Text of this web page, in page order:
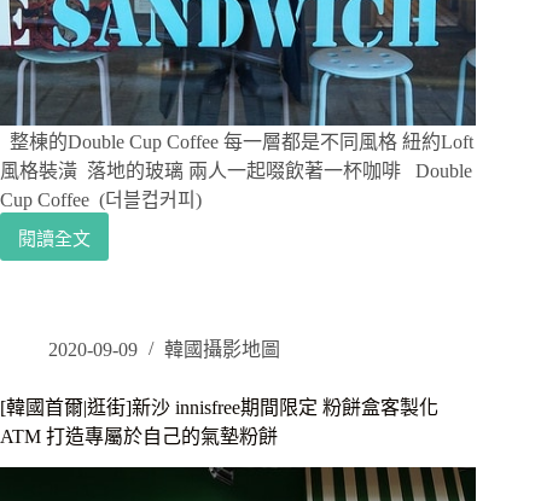
超
方
便，
帶
去
韓
國
玩
吧！
整棟的Double Cup Coffee 每一層都是不同風格 紐約Loft
風格裝潢 落地的玻璃 兩人一起啜飲著一杯咖啡 Double
Cup Coffee (더블컵커피)
閱讀全文
[韓
美
三
清
洞
2020-09-09 韓國攝影地圖
[韓國首爾|逛街]新沙 innisfree期間限定 粉餅盒客製化
ATM 打造專屬於自己的氣墊粉餅